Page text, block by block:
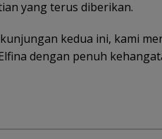
yang terus diberikan.
kedua ini, kami
dengan penuh